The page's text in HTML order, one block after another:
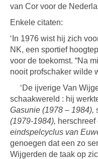
van Cor voor de
Enkele citaten:
‘In 1976 wist hij zich
NK, een sportief
voor de toekomst. “Na
nooit profschaker wilde
‘De ijverige Van
schaakwereld : hij
Gasunie (1978 – 1984),
(1979-1984),
eindspelcyclus van
genoegen dat een zo
Wijgerden de taak op